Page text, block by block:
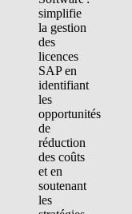
simplifie
la gestion
des
licences
SAP en
identifiant
les
opportunités
de
réduction
des coûts
et en
soutenant
les